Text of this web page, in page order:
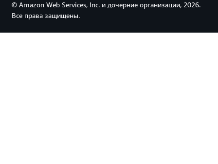
© Amazon Web Services, Inc. и дочерние организации, 2026.
Все права защищены.